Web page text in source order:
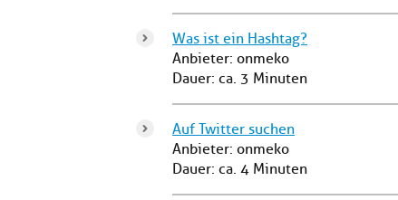
Was ist ein Hashtag?
Anbieter: onmeko
Dauer: ca. 3 Minuten
Auf Twitter suchen
Anbieter: onmeko
Dauer: ca. 4 Minuten